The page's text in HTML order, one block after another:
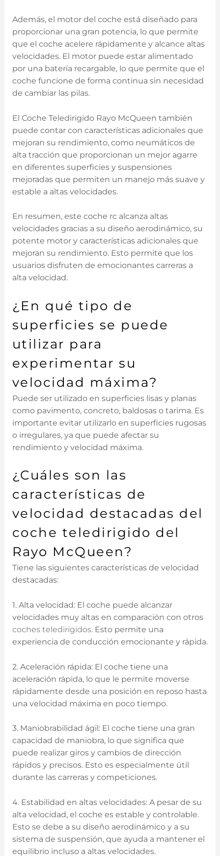
Además, el motor del coche‌ está diseñado⁣ para
proporcionar una gran potencia, lo que permite
que el ⁤coche acelere rápidamente y ‍alcance altas
velocidades. El motor puede estar alimentado
por⁤ una batería⁤ recargable, lo que ⁢permite ⁣que el
coche funcione de forma continua sin‌ necesidad
de cambiar las pilas.
El Coche Teledirigido Rayo McQueen⁣ también
puede contar con características adicionales que
mejoran su rendimiento, ‌como⁤ neumáticos de‍
alta tracción ⁣que proporcionan un mejor agarre
⁣en diferentes superficies y suspensiones
mejoradas que permiten un manejo más suave‌ y⁢
estable a altas velocidades.
En resumen, este coche rc alcanza altas
⁤velocidades gracias a su diseño aerodinámico, su
⁣potente motor y características adicionales que
mejoran ⁤su rendimiento. Esto permite ‍que los
usuarios disfruten de emocionantes carreras‌ a
alta velocidad.
¿En qué tipo de
superficies se puede
utilizar para
experimentar su
velocidad máxima?
Puede ser utilizado en superficies lisas y planas
como pavimento, ​concreto, baldosas o tarima. Es
importante⁢ evitar utilizarlo⁤ en superficies rugosas
o irregulares, ya⁤ que ‍puede afectar su
rendimiento ‍y velocidad máxima.
¿Cuáles son‌ las
características de
velocidad destacadas del
coche teledirigido del
Rayo McQueen?
Tiene las siguientes características de velocidad
destacadas:
1. Alta velocidad: El coche puede alcanzar
velocidades ⁤muy altas⁣ en comparación con otros
coches teledirigidos. Esto permite‍ una
experiencia de conducción emocionante y rápida.
2. Aceleración rápida: El coche tiene una
aceleración rápida, lo que ⁣le permite moverse
rápidamente desde una posición en reposo hasta
una velocidad ‌máxima en poco tiempo.
3. Maniobrabilidad ágil: El coche tiene una gran
capacidad de maniobra, lo que significa que
puede realizar giros y cambios⁢ de dirección
rápidos y precisos. Esto es especialmente útil
durante las carreras y competiciones.
4.⁢ Estabilidad en altas ⁣velocidades: A pesar de‌ su
alta velocidad,​ el coche es estable y controlable.
Esto se ​debe a su diseño⁢ aerodinámico y a su
sistema de suspensión, que ayuda a mantener el
equilibrio incluso a altas velocidades.